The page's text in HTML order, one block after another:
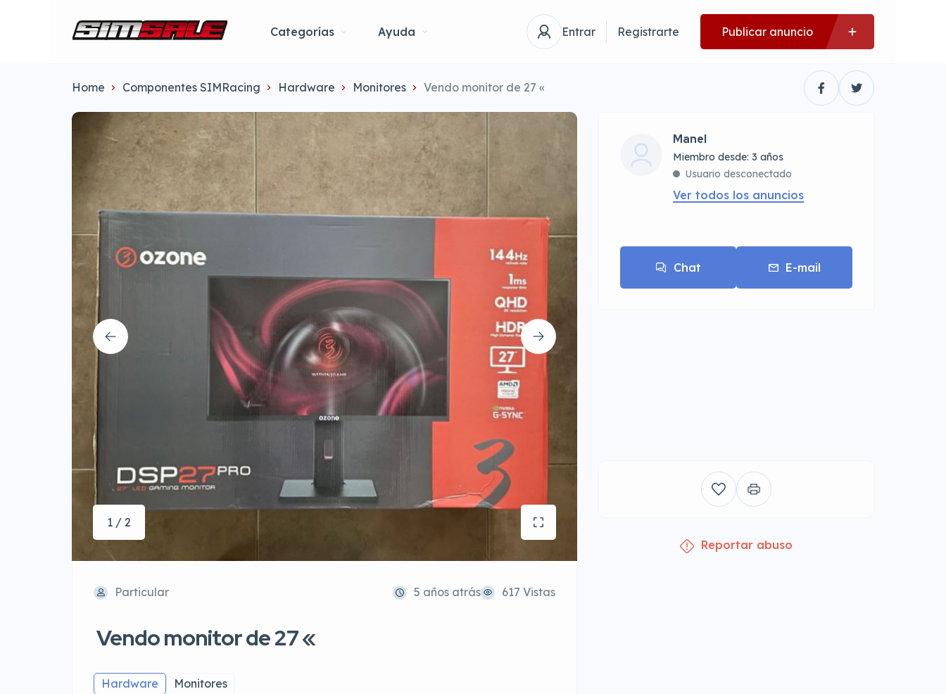
Categorías Ayuda Entrar Registrarte Publicar anuncio
Home Componentes SIMRacing Hardware Monitores Vendo monitor de 27 «
1 / 2
Particular 5 años atrás 617 Vistas
Vendo monitor de 27 «
Hardware Monitores
Manel
Miembro desde: 3 años
Usuario desconectado
Ver todos los anuncios
Chat E-mail
Reportar abuso